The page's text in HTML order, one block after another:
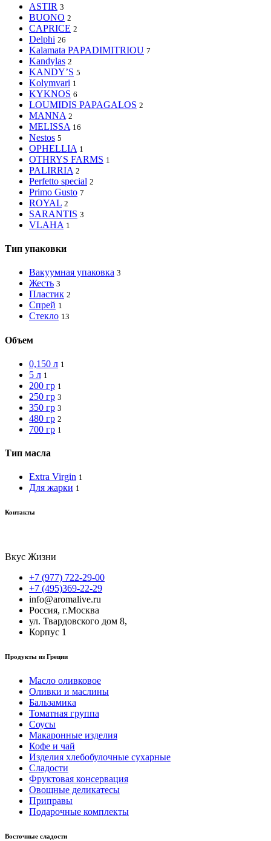
ASTIR 3
BUONO 2
CAPRICE 2
Delphi 26
Kalamata PAPADIMITRIOU 7
Kandylas 2
KANDY’S 5
Kolymvari 1
KYKNOS 6
LOUMIDIS PAPAGALOS 2
MANNA 2
MELISSA 16
Nestos 5
OPHELLIA 1
OTHRYS FARMS 1
PALIRRIA 2
Perfetto special 2
Primo Gusto 7
ROYAL 2
SARANTIS 3
VLAHA 1
Тип упаковки
Вакуумная упаковка 3
Жесть 3
Пластик 2
Спрей 1
Стекло 13
Объем
0,150 л 1
5 л 1
200 гр 1
250 гр 3
350 гр 3
480 гр 2
700 гр 1
Тип масла
Extra Virgin 1
Для жарки 1
Контакты
Вкус Жизни
+7 (977) 722-29-00
+7 (495)369-22-29
info@aromalive.ru
Россия, г.Москва
ул. Твардовского дом 8,
Корпус 1
Продукты из Греции
Масло оливковое
Оливки и маслины
Бальзамика
Томатная группа
Соусы
Макаронные изделия
Кофе и чай
Изделия хлебобулочные сухарные
Сладости
Фруктовая консервация
Овощные деликатесы
Приправы
Подарочные комплекты
Восточные сладости